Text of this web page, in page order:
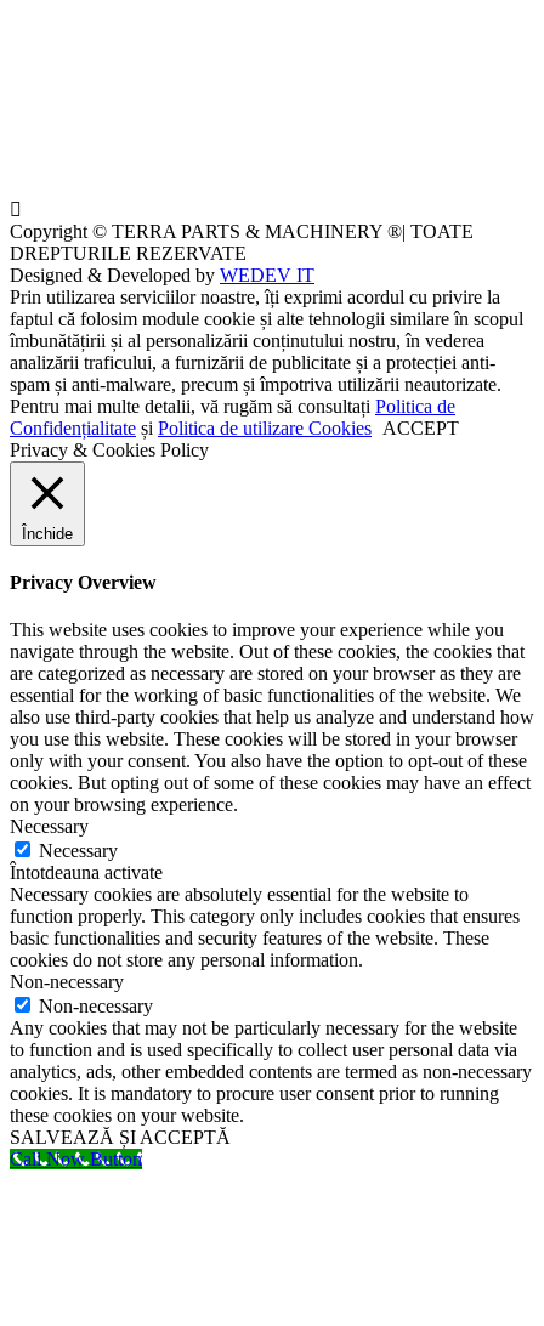
Copyright © TERRA PARTS & MACHINERY ®| TOATE
DREPTURILE REZERVATE
Designed & Developed by WEDEV IT
Prin utilizarea serviciilor noastre, îți exprimi acordul cu privire la
faptul că folosim module cookie și alte tehnologii similare în scopul
îmbunătățirii și al personalizării conținutului nostru, în vederea
analizării traficului, a furnizării de publicitate și a protecției anti-
spam și anti-malware, precum și împotriva utilizării neautorizate.
Pentru mai multe detalii, vă rugăm să consultați Politica de
Confidențialitate și Politica de utilizare Cookies ACCEPT
Privacy & Cookies Policy
Închide
Privacy Overview
This website uses cookies to improve your experience while you
navigate through the website. Out of these cookies, the cookies that
are categorized as necessary are stored on your browser as they are
essential for the working of basic functionalities of the website. We
also use third-party cookies that help us analyze and understand how
you use this website. These cookies will be stored in your browser
only with your consent. You also have the option to opt-out of these
cookies. But opting out of some of these cookies may have an effect
on your browsing experience.
Necessary
Necessary
Întotdeauna activate
Necessary cookies are absolutely essential for the website to
function properly. This category only includes cookies that ensures
basic functionalities and security features of the website. These
cookies do not store any personal information.
Non-necessary
Non-necessary
Any cookies that may not be particularly necessary for the website
to function and is used specifically to collect user personal data via
analytics, ads, other embedded contents are termed as non-necessary
cookies. It is mandatory to procure user consent prior to running
these cookies on your website.
SALVEAZĂ ȘI ACCEPTĂ
Call Now Button